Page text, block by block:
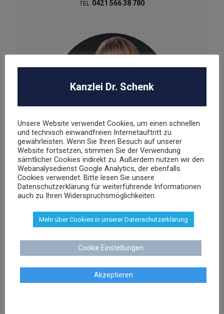
TEL 0421 566 38 780
Agnieszka Schenk
Rechtsanwältin
MAIL aschenk@dr-schenk.net
Kanzlei Dr. Schenk
Unsere Website verwendet Cookies, um einen schnellen
und technisch einwandfreien Internetauftritt zu
gewährleisten. Wenn Sie Ihren Besuch auf unserer
Website fortsetzen, stimmen Sie der Verwendung
sämtlicher Cookies indirekt zu. Außerdem nutzen wir den
Webanalysedienst Google Analytics, der ebenfalls
Cookies verwendet. Bitte lesen Sie unsere
Datenschutzerklärung für weiterführende Informationen
auch zu Ihren Widerspruchsmöglichkeiten.
Mehr über Cookies in unserer Datenschutzerklärung
Cookie Einstellungen
Akzeptieren